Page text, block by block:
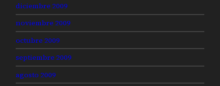
diciembre 2009
noviembre 2009
octubre 2009
septiembre 2009
agosto 2009